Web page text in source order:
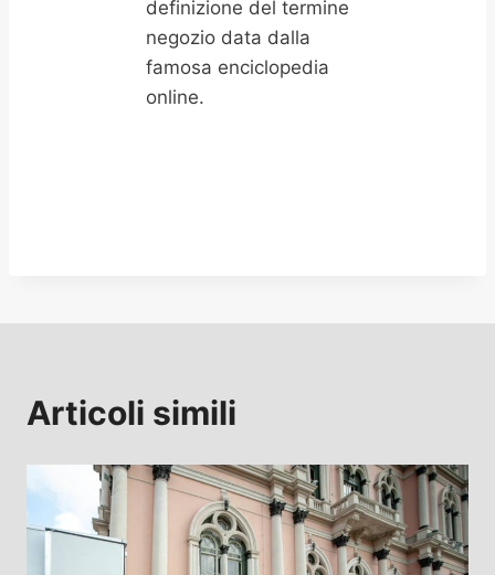
definizione del termine
negozio data dalla
famosa enciclopedia
online.
Articoli simili